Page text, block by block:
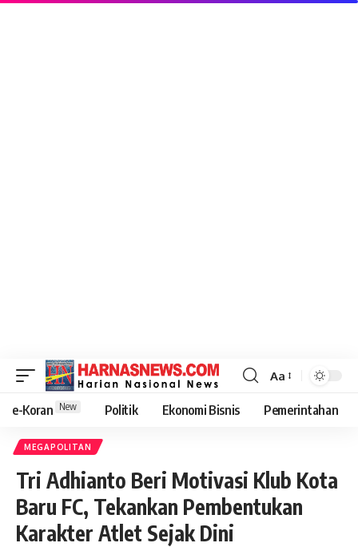
Aa
e-Koran New Politik Ekonomi Bisnis Pemerintahan
MEGAPOLITAN
Tri Adhianto Beri Motivasi Klub Kota
Baru FC, Tekankan Pembentukan
Karakter Atlet Sejak Dini